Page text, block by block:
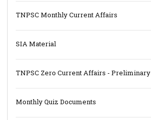
TNPSC Monthly Current Affairs
SIA Material
TNPSC Zero Current Affairs - Preliminary
Monthly Quiz Documents